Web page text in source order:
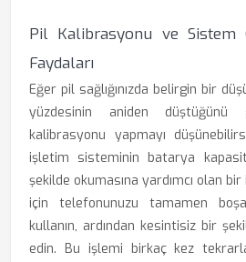
Pil Kalibrasyonu ve Sistem
Faydaları
Eğer pil sağlığınızda belirgin bir
yüzdesinin aniden düştüğünü
kalibrasyonu yapmayı
işletim sisteminin batarya
şekilde okumasına yardımcı olan
için telefonunuzu tamamen
kullanın, ardından kesintisiz bir
edin. Bu işlemi birkaç kez